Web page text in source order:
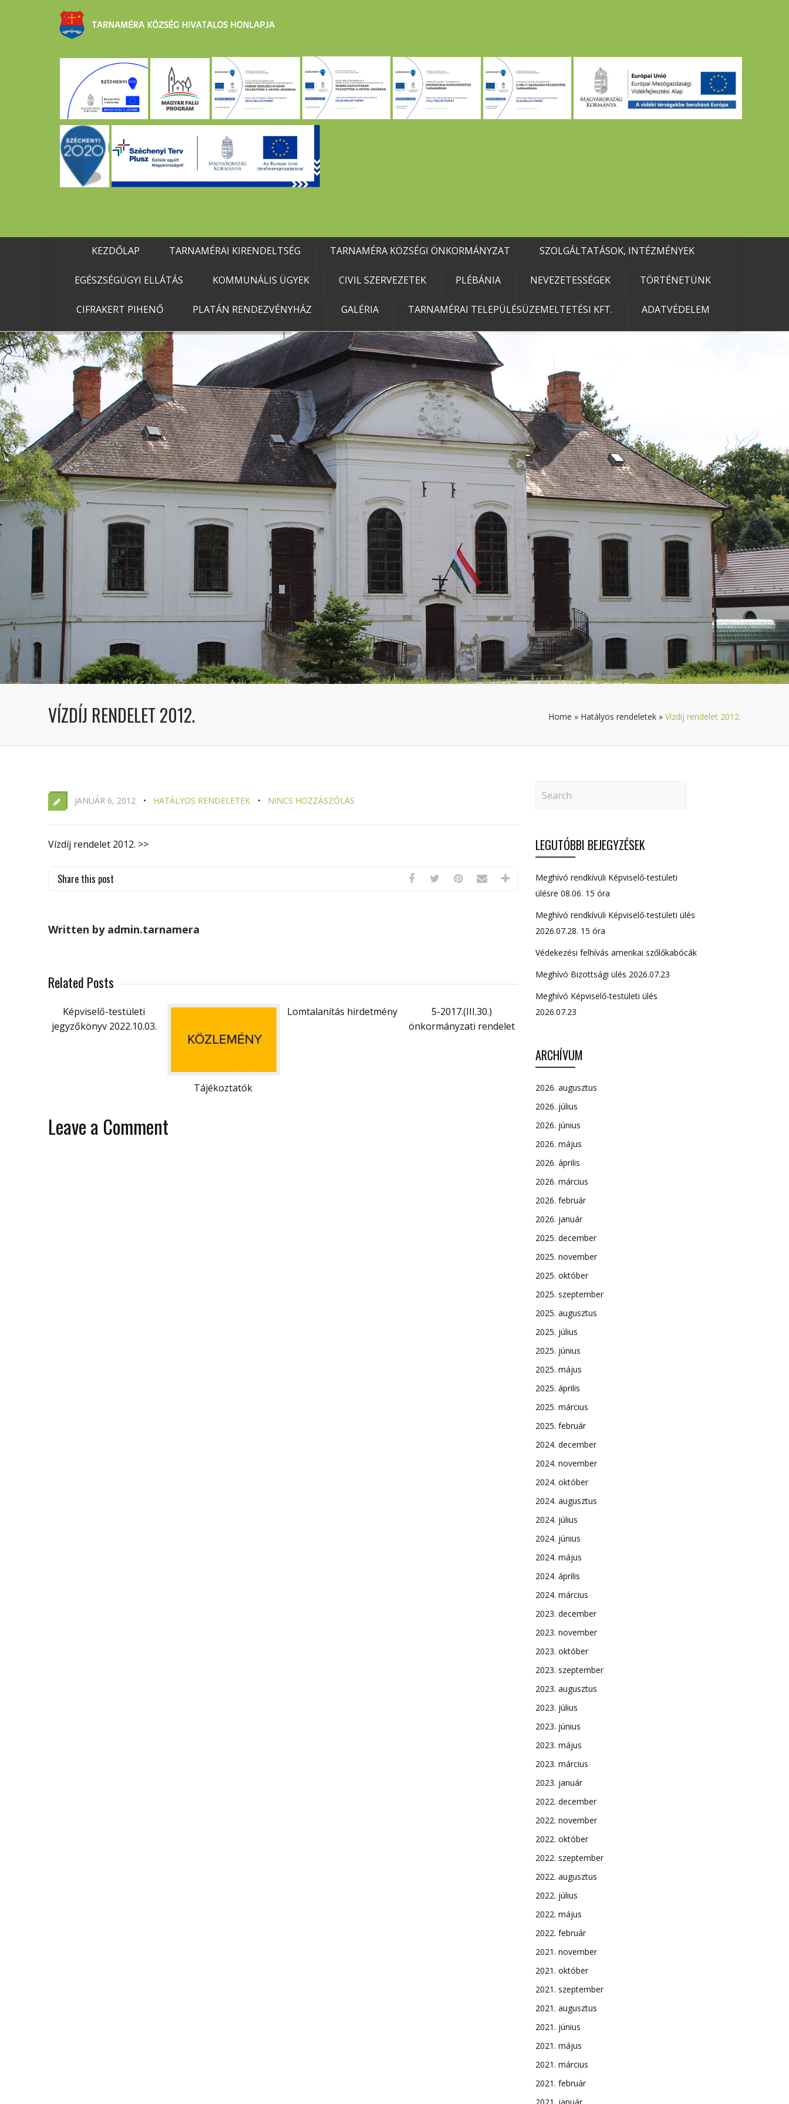
KEZDŐLAP TARNAMÉRAI KIRENDELTSÉG TARNAMÉRA KÖZSÉGI ÖNKORMÁNYZAT SZOLGÁLTATÁSOK, INTÉZMÉNYEK
EGÉSZSÉGÜGYI ELLÁTÁS KOMMUNÁLIS ÜGYEK CIVIL SZERVEZETEK PLÉBÁNIA NEVEZETESSÉGEK TÖRTÉNETÜNK
CIFRAKERT PIHENŐ PLATÁN RENDEZVÉNYHÁZ GALÉRIA TARNAMÉRAI TELEPÜLÉSÜZEMELTETÉSI KFT. ADATVÉDELEM
VÍZDÍJ RENDELET 2012. Home » Hatályos rendeletek » Vízdíj rendelet 2012.
JANUÁR 6, 2012 HATÁLYOS RENDELETEK NINCS HOZZÁSZÓLÁS
Vízdíj rendelet 2012. >>
Share this post
Written by admin.tarnamera
Related Posts
Képviselő-testületi
jegyzőkönyv 2022.10.03.
Tájékoztatók
Lomtalanítás hirdetmény
5-2017.(III.30.)
önkormányzati rendelet
Leave a Comment
LEGUTÓBBI BEJEGYZÉSEK
Meghívó rendkívüli Képviselő-testületi
ülésre 08.06. 15 óra
Meghívó rendkívüli Képviselő-testületi ülés
2026.07.28. 15 óra
Védekezési felhívás amerikai szőlőkabócák
Meghívó Bizottsági ülés 2026.07.23
Meghívó Képviselő-testületi ülés
2026.07.23
ARCHÍVUM
2026. augusztus
2026. július
2026. június
2026. május
2026. április
2026. március
2026. február
2026. január
2025. december
2025. november
2025. október
2025. szeptember
2025. augusztus
2025. július
2025. június
2025. május
2025. április
2025. március
2025. február
2024. december
2024. november
2024. október
2024. augusztus
2024. július
2024. június
2024. május
2024. április
2024. március
2023. december
2023. november
2023. október
2023. szeptember
2023. augusztus
2023. július
2023. június
2023. május
2023. március
2023. január
2022. december
2022. november
2022. október
2022. szeptember
2022. augusztus
2022. július
2022. május
2022. február
2021. november
2021. október
2021. szeptember
2021. augusztus
2021. június
2021. május
2021. március
2021. február